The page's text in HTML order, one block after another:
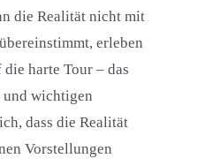
die Realität nicht mit
erleben
harte Tour – das
und wichtigen
dass die Realität
Vorstellungen